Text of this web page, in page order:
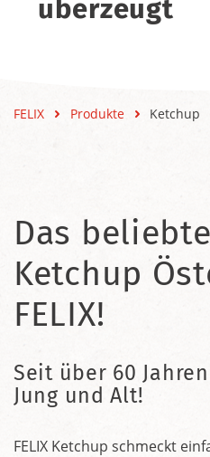
überzeugt
FELIX Produkte Ketchup
Das
Ketchup
FELIX!
Seit über 60
Jung und Alt!
FELIX Ketchup schmeckt